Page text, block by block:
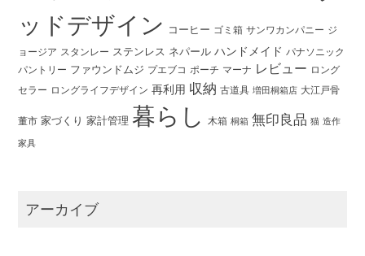
ッドデザイン コーヒー ゴミ箱 サンワカンパニー ジ
ョージア スタンレー ステンレス ネパール ハンドメイド パナソニック
パントリー ファウンドムジ プエブコ ポーチ マーナ レビュー ロング
セラー ロングライフデザイン 再利用 収納 古道具 増田桐箱店 大江戸骨
董市 家づくり 家計管理 暮らし 木箱 桐箱 無印良品 猫 造作
家具
アーカイブ